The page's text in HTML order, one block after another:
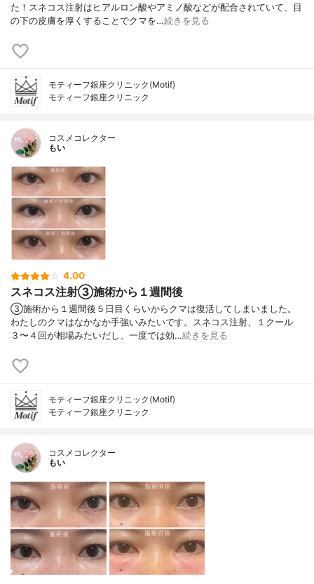
た！スネコス注射はヒアルロン酸やアミノ酸などが配合されていて、目
の下の皮膚を厚くすることでクマを…続きを見る
モティーフ銀座クリニック(Motif)
モティーフ銀座クリニック
コスメコレクター
もい
4.00
スネコス注射③施術から１週間後
③施術から１週間後５日目くらいからクマは復活してしまいました。
わたしのクマはなかなか手強いみたいです。スネコス注射、１クール
３〜４回が相場みたいだし、一度では効…続きを見る
モティーフ銀座クリニック(Motif)
モティーフ銀座クリニック
コスメコレクター
もい